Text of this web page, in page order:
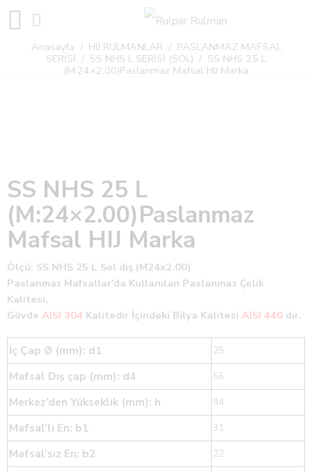
Anasayfa / HIJ RULMANLAR / PASLANMAZ MAFSAL
SERİSİ / SS NHS L SERİSİ (SOL) / SS NHS 25 L
(M:24×2.00)Paslanmaz Mafsal HIJ Marka
SS NHS 25 L
(M:24×2.00)Paslanmaz
Mafsal HIJ Marka
Ölçü: SS NHS 25 L Sol diş (M24x2.00)
Paslanmaz Mafsallar’da Kullanılan Paslanmaz Çelik
Kalitesi,
Gövde AISI 304 Kalitedir İçindeki Bilya Kalitesi AISI 440 dır.
İç Çap Ø (mm): d1 25
Mafsal Dış çap (mm): d4 56
Merkez’den Yükseklik (mm): h 94
Mafsal’lı En: b1 31
Mafsal’sız En: b2 22